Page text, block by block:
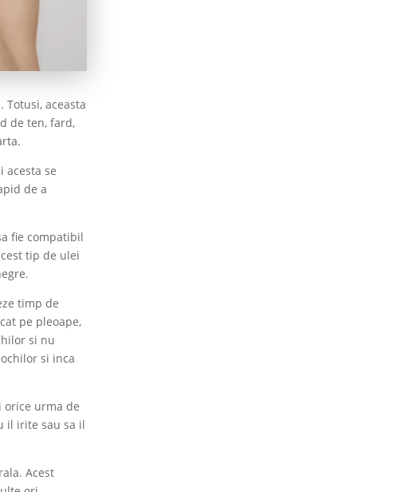
aceasta
de ten, fard,
acesta se
de a
fie compatibil
tip de ulei
timp de
pe pleoape,
si nu
si inca
orice urma de
il irite sau sa il
Acest